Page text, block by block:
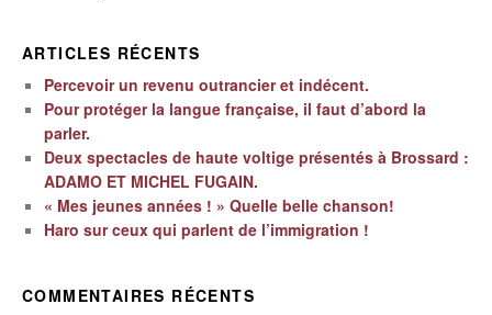
ARTICLES RÉCENTS
Percevoir un revenu outrancier et indécent.
Pour protéger la langue française, il faut d’abord la
parler.
Deux spectacles de haute voltige présentés à Brossard :
ADAMO ET MICHEL FUGAIN.
« Mes jeunes années ! » Quelle belle chanson!
Haro sur ceux qui parlent de l’immigration !
COMMENTAIRES RÉCENTS